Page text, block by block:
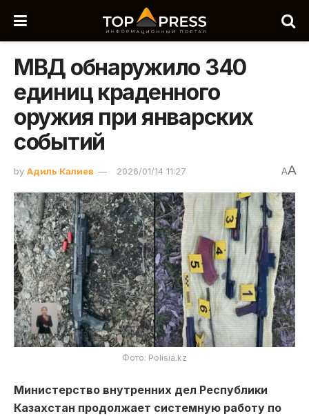
МВД обнаружило 340
единиц краденного
оружия при январских
событий
by Адиль Калиев 2026/01/14 11:27 AA
Фото: Polisia.kz
Министерство внутренних дел Республики
Казахстан продолжает системную работу по